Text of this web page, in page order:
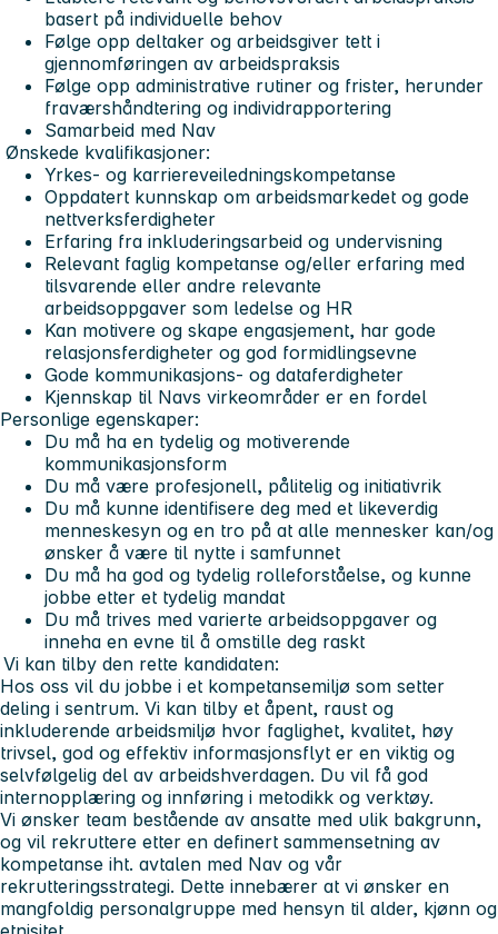
basert på individuelle behov
Følge opp deltaker og arbeidsgiver tett i
gjennomføringen av arbeidspraksis
Følge opp administrative rutiner og frister, herunder
fraværshåndtering og individrapportering
Samarbeid med Nav
Ønskede kvalifikasjoner:
Yrkes- og karriereveiledningskompetanse
Oppdatert kunnskap om arbeidsmarkedet og gode
nettverksferdigheter
Erfaring fra inkluderingsarbeid og undervisning
Relevant faglig kompetanse og/eller erfaring med
tilsvarende eller andre relevante
arbeidsoppgaver som ledelse og HR
Kan motivere og skape engasjement, har gode
relasjonsferdigheter og god formidlingsevne
Gode kommunikasjons- og dataferdigheter
Kjennskap til Navs virkeområder er en fordel
Personlige egenskaper:
Du må ha en tydelig og motiverende
kommunikasjonsform
Du må være profesjonell, pålitelig og initiativrik
Du må kunne identifisere deg med et likeverdig
menneskesyn og en tro på at alle mennesker kan/og
ønsker å være til nytte i samfunnet
Du må ha god og tydelig rolleforståelse, og kunne
jobbe etter et tydelig mandat
Du må trives med varierte arbeidsoppgaver og
inneha en evne til å omstille deg raskt
Vi kan tilby den rette kandidaten:
Hos oss vil du jobbe i et kompetansemiljø som setter
deling i sentrum. Vi kan tilby et åpent, raust og
inkluderende arbeidsmiljø hvor faglighet, kvalitet, høy
trivsel, god og effektiv informasjonsflyt er en viktig og
selvfølgelig del av arbeidshverdagen. Du vil få god
internopplæring og innføring i metodikk og verktøy.
Vi ønsker team bestående av ansatte med ulik bakgrunn,
og vil rekruttere etter en definert sammensetning av
kompetanse iht. avtalen med Nav og vår
rekrutteringsstrategi. Dette innebærer at vi ønsker en
mangfoldig personalgruppe med hensyn til alder, kjønn og